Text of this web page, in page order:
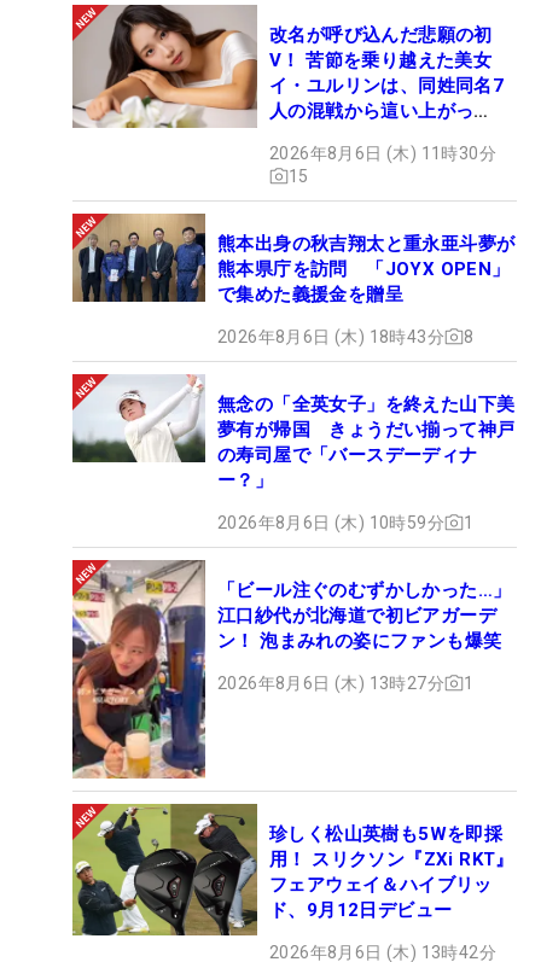
改名が呼び込んだ悲願の初
V！ 苦節を乗り越えた美女
イ・ユルリンは、同姓同名7
人の混戦から這い上がっ
2026年8月6日 (木) 11時30分
15
熊本出身の秋吉翔太と重永亜斗夢が
熊本県庁を訪問 「JOYX OPEN」
で集めた義援金を贈呈
2026年8月6日 (木) 18時43分 8
無念の「全英女子」を終えた山下美
夢有が帰国 きょうだい揃って神戸
の寿司屋で「バースデーディナ
ー？」
2026年8月6日 (木) 10時59分 1
「ビール注ぐのむずかしかった…」
江口紗代が北海道で初ビアガーデ
ン！ 泡まみれの姿にファンも爆笑
2026年8月6日 (木) 13時27分 1
珍しく松山英樹も5Wを即採
用！ スリクソン『ZXi RKT』
フェアウェイ＆ハイブリッ
ド、9月12日デビュー
2026年8月6日 (木) 13時42分